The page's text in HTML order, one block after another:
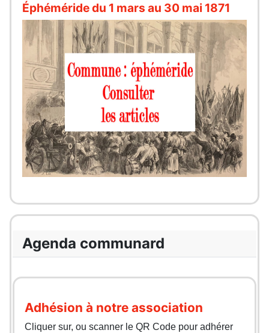
Éphéméride du 1 mars au 30 mai 1871
Agenda communard
Adhésion à notre association
Cliquer sur, ou scanner le QR Code pour adhérer